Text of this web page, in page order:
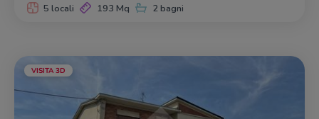
5 locali 193 Mq 2 bagni
VISITA 3D